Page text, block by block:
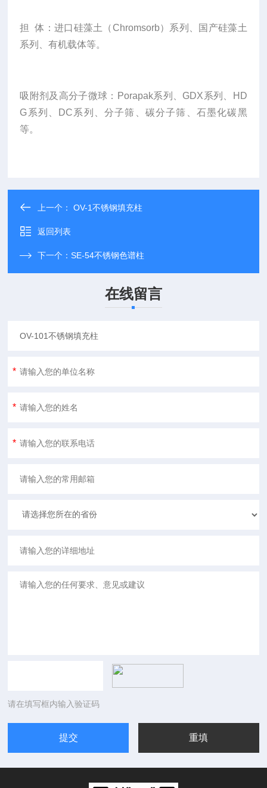
担 体：进口硅藻土（Chromsorb）系列、国产硅藻土
系列、有机载体等。
吸附剂及高分子微球：Porapak系列、GDX系列、HD
G系列、DC系列、分子筛、碳分子筛、石墨化碳黑
等。
上一个：OV-1不锈钢填充柱
返回列表
下一个：SE-54不锈钢色谱柱
在线留言
请在填写框内输入验证码